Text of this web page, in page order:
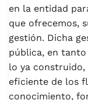
en la entidad
que ofrecemos,
gestión. Dicha
pública, en
lo ya
eficiente de los
conocimiento,